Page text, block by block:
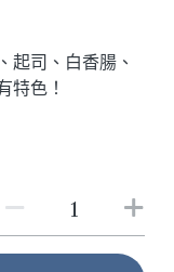
起司、白香腸、
特色！